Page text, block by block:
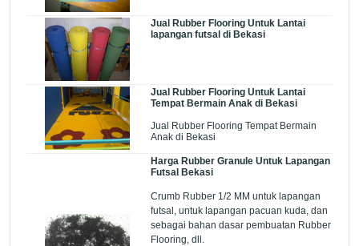
Jual Rubber Flooring Untuk Lantai
lapangan futsal di Bekasi
Jual Rubber Flooring Untuk Lantai
Tempat Bermain Anak di Bekasi
Jual Rubber Flooring Tempat Bermain
Anak di Bekasi
Harga Rubber Granule Untuk Lapangan
Futsal Bekasi
Crumb Rubber 1/2 MM untuk lapangan
futsal, untuk lapangan pacuan kuda, dan
sebagai bahan dasar pembuatan Rubber
Flooring, dll.